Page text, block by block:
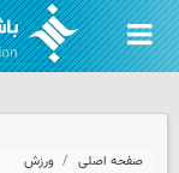
صفحه اصلی ورزش